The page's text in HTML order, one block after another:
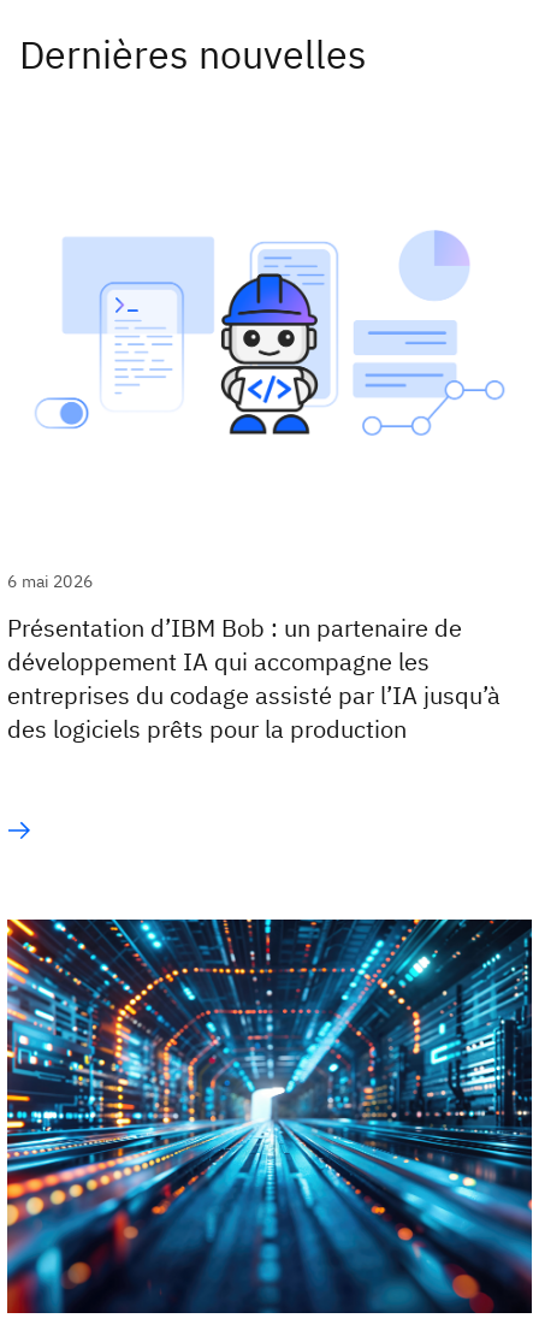
Dernières nouvelles
6 mai 2026
Présentation d’IBM Bob : un partenaire de
développement IA qui accompagne les
entreprises du codage assisté par l’IA jusqu’à
des logiciels prêts pour la production